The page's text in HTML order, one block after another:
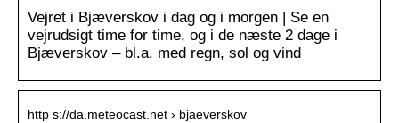
Vejret i Bjæverskov i dag og i morgen | Se en
vejrudsigt time for time, og i de næste 2 dage i
Bjæverskov – bl.a. med regn, sol og vind
http s://da.meteocast.net › bjaeverskov